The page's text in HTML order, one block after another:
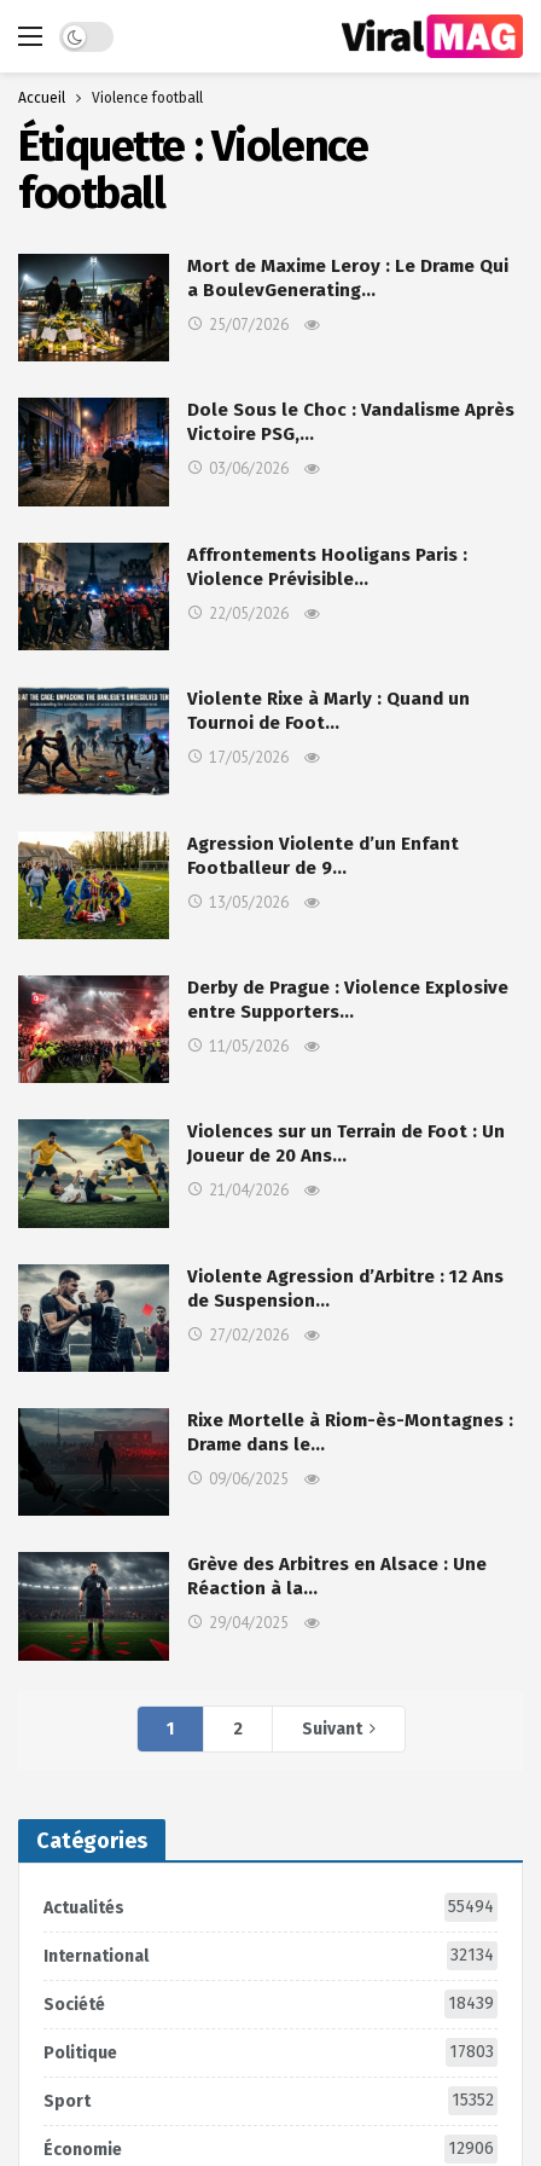
Dark mode
Accueil Violence football
Étiquette :Violence
football
Mort de Maxime Leroy : Le Drame Qui
a BoulevGenerating…
25/07/2026
Dole Sous le Choc : Vandalisme Après
Victoire PSG,…
03/06/2026
Affrontements Hooligans Paris :
Violence Prévisible…
22/05/2026
Violente Rixe à Marly : Quand un
Tournoi de Foot…
17/05/2026
Agression Violente d’un Enfant
Footballeur de 9…
13/05/2026
Derby de Prague : Violence Explosive
entre Supporters…
11/05/2026
Violences sur un Terrain de Foot : Un
Joueur de 20 Ans…
21/04/2026
Violente Agression d’Arbitre : 12 Ans
de Suspension…
27/02/2026
Rixe Mortelle à Riom-ès-Montagnes :
Drame dans le…
09/06/2025
Grève des Arbitres en Alsace : Une
Réaction à la…
29/04/2025
1 2 Suivant
Catégories
Actualités 55494
International 32134
Société 18439
Politique 17803
Sport 15352
Économie 12906